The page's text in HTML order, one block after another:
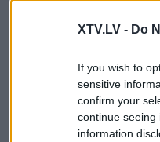
XTV.LV - Do
If you wish to
sensitive
confirm your
continue seeing
information